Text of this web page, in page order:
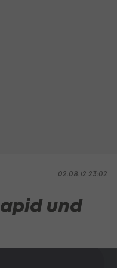
02.08.12 23:02
und